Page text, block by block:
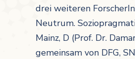
drei weiteren
Neutrum.
Mainz, D (Prof. Dr.
gemeinsam von DFG,